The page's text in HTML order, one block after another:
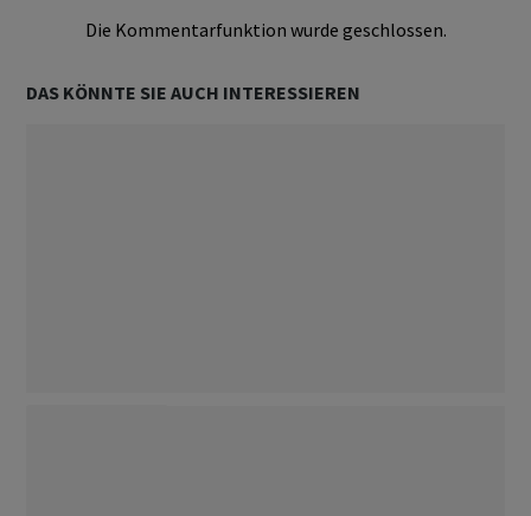
Die Kommentarfunktion wurde geschlossen.
DAS KÖNNTE SIE AUCH INTERESSIEREN